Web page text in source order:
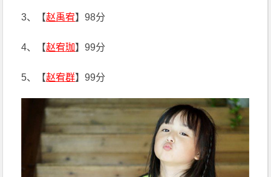
3、【赵禹宥】98分
4、【赵宥珈】99分
5、【赵宥群】99分